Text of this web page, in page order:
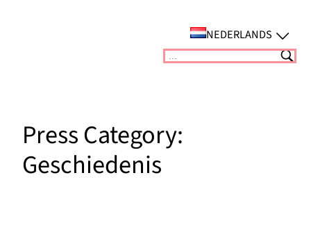
NEDERLANDS
Suchen
Press Category:
Geschiedenis